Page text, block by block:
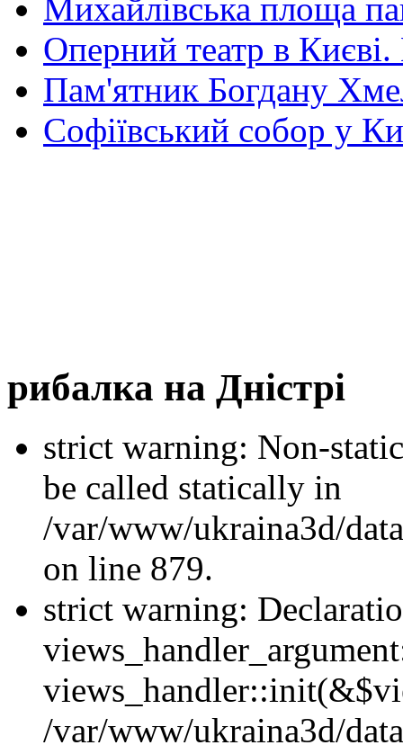
Михайлівська площа
Оперний театр в
Пам'ятник Богдану
Софіївський собор у
рибалка на Дністрі
strict warning: Non-
be called statically in
/var/www/ukraina3d/
on line 879.
strict warning:
/var/www/ukraina3d/